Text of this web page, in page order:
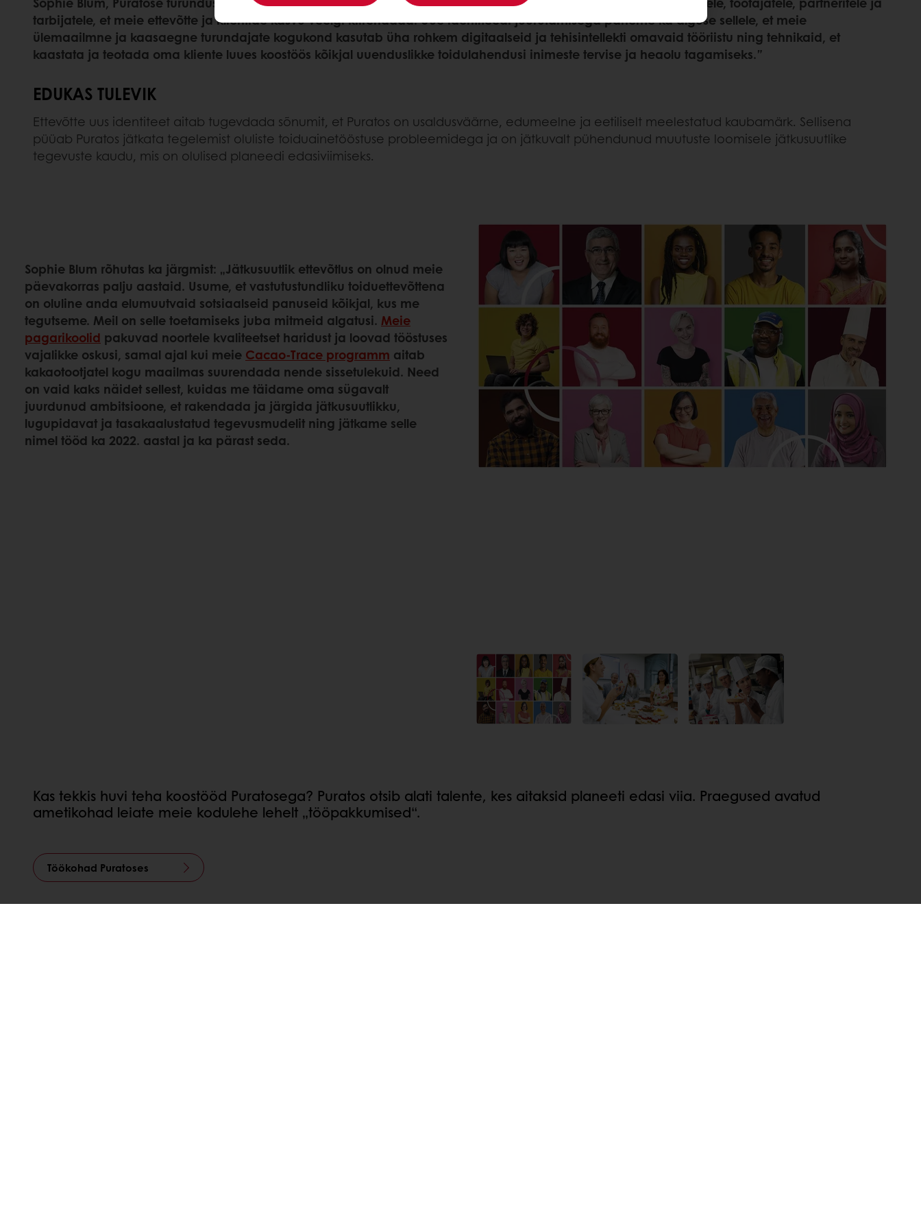
tarbijatele, et meie ettevõtte ja klientide kasvu veelgi kiirendada. Uue identiteedi juurutamisega paneme ka alguse sellele, et meie
ülemaailmne ja kaasaegne turundajate kogukond kasutab üha rohkem digitaalseid ja tehisintellekti omavaid tööriistu ning tehnikaid, et
kaastata ja teotada oma kliente luues koostöös kõikjal uuenduslikke toidulahendusi inimeste tervise ja heaolu tagamiseks.”
EDUKAS TULEVIK
Ettevõtte uus identiteet aitab tugevdada sõnumit, et Puratos on usaldusväärne, edumeelne ja eetiliselt meelestatud kaubamärk. Sellisena
püüab Puratos jätkata tegelemist oluliste toiduainetööstuse probleemidega ja on jätkuvalt pühendunud muutuste loomisele jätkusuutlike
tegevuste kaudu, mis on olulised planeedi edasiviimiseks.
Sophie Blum rõhutas ka järgmist: „Jätkusuutlik ettevõtlus on olnud meie
päevakorras palju aastaid. Usume, et vastutustundliku toiduettevõttena
on oluline anda elumuutvaid sotsiaalseid panuseid kõikjal, kus me
tegutseme. Meil on selle toetamiseks juba mitmeid algatusi. Meie
pagarikoolid pakuvad noortele kvaliteetset haridust ja loovad tööstuses
vajalikke oskusi, samal ajal kui meie Cacao-Trace programm aitab
kakaotootjatel kogu maailmas suurendada nende sissetulekuid. Need
on vaid kaks näidet sellest, kuidas me täidame oma sügavalt
juurdunud ambitsioone, et rakendada ja järgida jätkusuutlikku,
lugupidavat ja tasakaalustatud tegevusmudelit ning jätkame selle
nimel tööd ka 2022. aastal ja ka pärast seda.
Kas tekkis huvi teha koostööd Puratosega? Puratos otsib alati talente, kes aitaksid planeeti edasi viia. Praegused avatud
ametikohad leiate meie kodulehe lehelt „tööpakkumised“.
Töökohad Puratoses